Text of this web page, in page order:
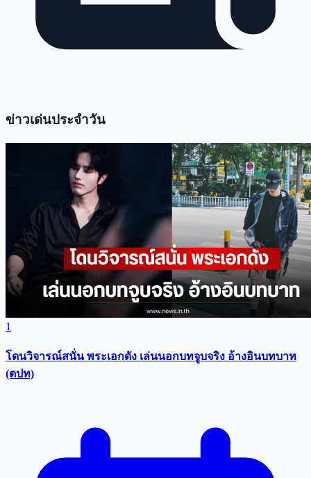
ข่าวเด่นประจำวัน
1
โดนวิจารณ์สนั่น พระเอกดัง เล่นนอกบทจูบจริง อ้างอินบทบาท
(ตปท)